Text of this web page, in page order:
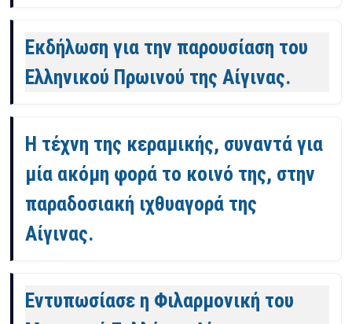
Εκδήλωση για την παρουσίαση του
Ελληνικού Πρωινού της Αίγινας.
Η τέχνη της κεραμικής, συναντά για
μία ακόμη φορά το κοινό της, στην
παραδοσιακή ιχθυαγορά της
Αίγινας.
Εντυπωσίασε η Φιλαρμονική του